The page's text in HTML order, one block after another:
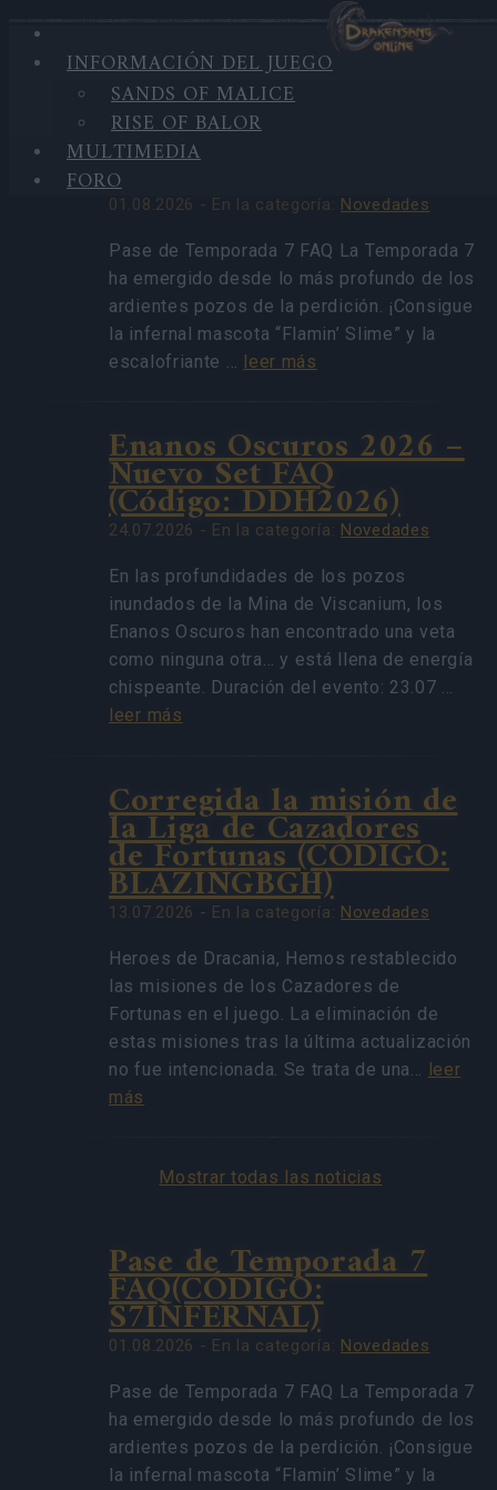
INFORMACIÓN DEL JUEGO
SANDS OF MALICE
RISE OF BALOR
MULTIMEDIA
FORO
HIGHLIGHTS
ÚLTIMAS
NOTICIAS
Pase de Temporada 7
FAQ(CÓDIGO:
S7INFERNAL)
01.08.2026 - En la categoría: Novedades
Pase de Temporada 7 FAQ La Temporada 7
ha emergido desde lo más profundo de los
ardientes pozos de la perdición. ¡Consigue
la infernal mascota “Flamin’ Slime” y la
escalofriante … leer más
Enanos Oscuros 2026 –
Nuevo Set FAQ
(Código: DDH2026)
24.07.2026 - En la categoría: Novedades
En las profundidades de los pozos
inundados de la Mina de Viscanium, los
Enanos Oscuros han encontrado una veta
como ninguna otra… y está llena de energía
chispeante. Duración del evento: 23.07 …
leer más
Corregida la misión de
la Liga de Cazadores
de Fortunas (CÓDIGO:
BLAZINGBGH)
13.07.2026 - En la categoría: Novedades
Heroes de Dracania, Hemos restablecido
las misiones de los Cazadores de
Fortunas en el juego. La eliminación de
estas misiones tras la última actualización
no fue intencionada. Se trata de una…
leer
más
Mostrar todas las noticias
Pase de Temporada 7
FAQ(CÓDIGO:
S7INFERNAL)
01.08.2026 - En la categoría: Novedades
Pase de Temporada 7 FAQ La Temporada 7
ha emergido desde lo más profundo de los
ardientes pozos de la perdición. ¡Consigue
la infernal mascota “Flamin’ Slime” y la